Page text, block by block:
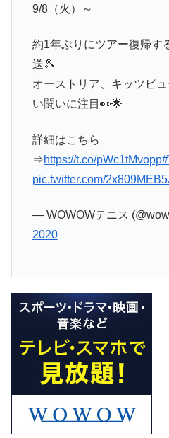
9/8（火）～
約1年ぶりにツアー復帰す
送🎾
オーストリア、キッツビ
い闘いに注目👀🌟
詳細はこちら
⇒https://t.co/pWc1tMvopp
pic.twitter.com/
— WOWOWテニス
2020